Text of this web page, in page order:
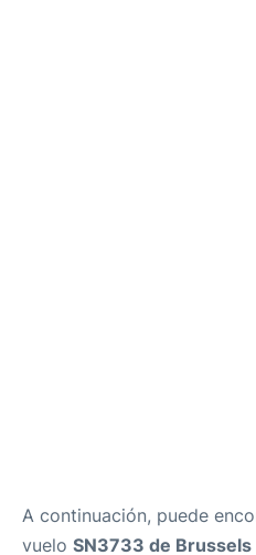
A continuación, puede
vuelo SN3733 de